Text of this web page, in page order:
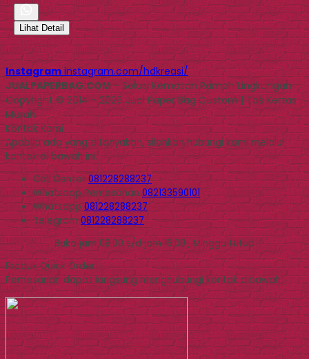
Lihat Detail
Instagram instagram.com/hdkreasi/
JUALPAPERBAG.COM- Solusi Kemasan Ramah Lingkungan
Copyright © 2014 - 2026 Jual Paper Bag Custom | Tas Kertas
Murah
Kontak Kami
Apabila ada yang ditanyakan, silahkan hubungi kami melalui
kontak di bawah ini.
Call Center081228288237
WhatsappPemesanan 082133590101
Whatsapp081228288237
Telegram081228288237
Buka jam 09.00 s/d jam 16.00 , Minggu tutup
Produk Quick Order
Pemesanan dapat langsung menghubungi kontak dibawah: